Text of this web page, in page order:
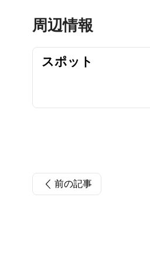
周辺情報
スポット
前の記事